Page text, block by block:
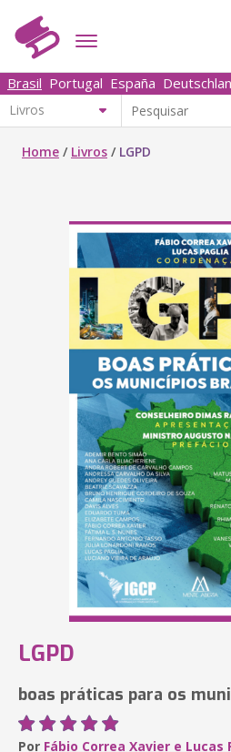
Brasil Portugal España
Home / Livros / LGPD
LGPD
boas práticas para os
Por Fábio Correa Xavier e Lucas